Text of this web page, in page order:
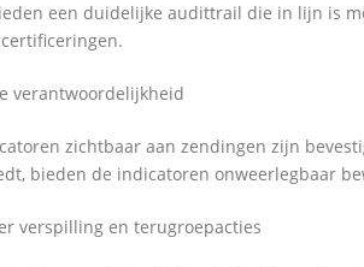
een duidelijke audittrail die in lijn is
verantwoordelijkheid
zichtbaar aan zendingen zijn
bieden de indicatoren onweerlegbaar
verspilling en terugroepacties